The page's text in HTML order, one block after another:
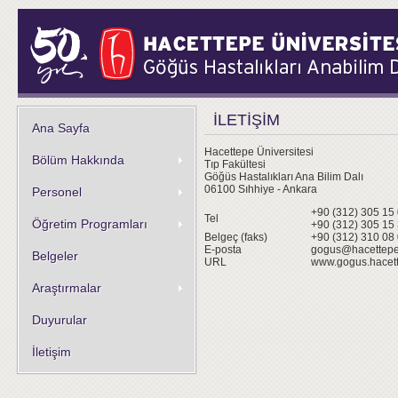
Ana Sayfa
Bölüm Hakkında
Personel
Öğretim Programları
Belgeler
Araştırmalar
Duyurular
İletişim
İLETİŞİM
Hacettepe Üniversitesi
Tıp Fakültesi
Göğüs Hastalıkları Ana Bilim Dalı
06100 Sıhhiye - Ankara
Tel
+90 (312) 305 15
+90 (312) 305 15
Belgeç (faks)
+90 (312) 310 08
E-posta
URL